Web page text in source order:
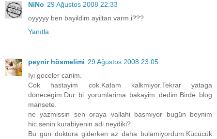
NiNo 29 Ağustos 2008 22:33
oyyyyy ben bayildim ayiltan varm i???
Yanıtla
peynir hösmelimi 29 Ağustos 2008 23:05
Iyi geceler canim.
Cok hastayim cok.Kafam kalkmiyor.Tekrar yataga
dönecegim.Dur bi yorumlarima bakayim dedim.Birde blog
mansete.
ne yazmissin sen oraya vallahi basmiyor bugün beynim
hic.senin kurabiyenin adi neydiki?
Bu gün doktora giderken az daha bulamiyordum.Kücücük